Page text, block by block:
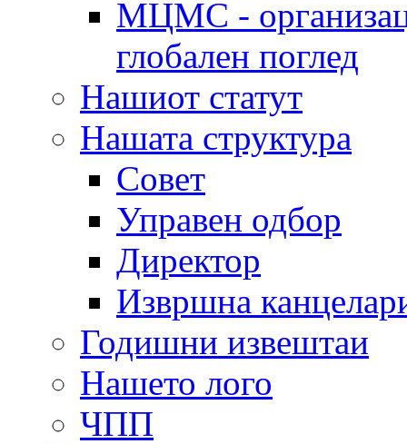
МЦМС -
глобален поглед
Нашиот статут
Нашата структура
Совет
Управен одбор
Директор
Извршна
Годишни извештаи
Нашето лого
ЧПП